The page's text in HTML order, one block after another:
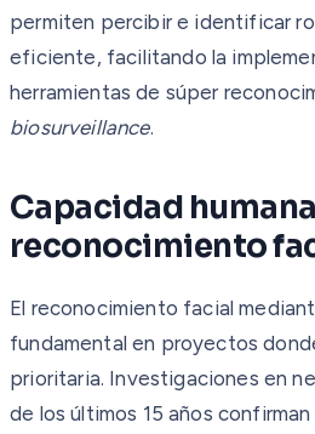
permiten percibir e identificar
eficiente, facilitando la
herramientas de súper
biosurveillance.
Capacidad
reconocimiento
El reconocimiento facial
fundamental en proyectos
prioritaria. Investigaciones en
de los últimos 15 años